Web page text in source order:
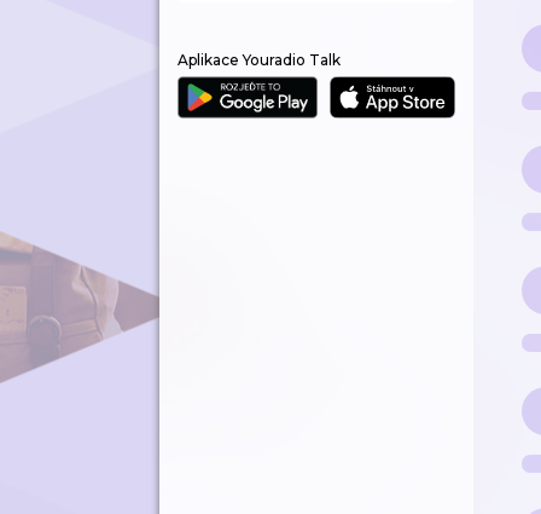
Aplikace Youradio Talk